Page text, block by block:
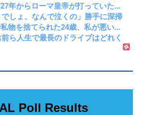
年からローマ皇帝が打っていた...
でしょ、なんで泣くの」勝手に深掃
物を捨てられた24歳、私が悪い...
ら人生で最長のドライブはどれく
Poll Results